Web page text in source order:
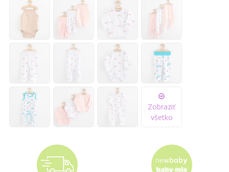
Zobraziť
všetko